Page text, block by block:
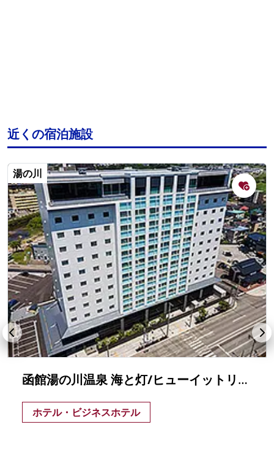
近くの宿泊施設
湯の川
函館湯の川温泉 海と灯/ヒューイットリゾート
ホテル・ビジネスホテル